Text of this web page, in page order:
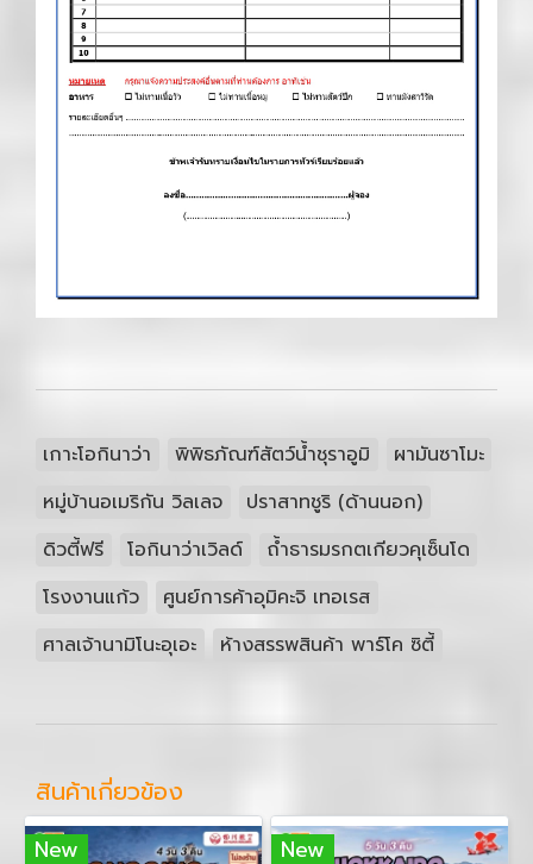
เกาะโอกินาว่า พิพิธภัณฑ์สัตว์น้ำชุราอูมิ
ผามันซาโมะ
หมู่บ้านอเมริกัน วิลเลจ
ปราสาทชูริ (ด้านนอก)
ดิวตี้ฟรี
โอกินาว่าเวิลด์
ถ้ำธารมรกตเกียวคุเซ็นโด
โรงงานแก้ว
ศูนย์การค้าอุมิคะจิ เทอเรส
ศาลเจ้านามิโนะอุเอะ
ห้างสรรพสินค้า พาร์โค ซิตี้
สินค้าเกี่ยวข้อง
New New